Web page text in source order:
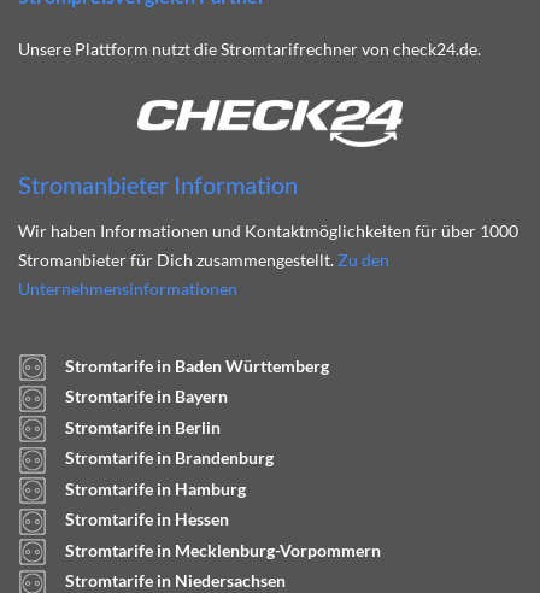
Unsere Plattform nutzt die Stromtarifrechner von check24.de.
Stromanbieter Information
Wir haben Informationen und Kontaktmöglichkeiten für über 1000
Stromanbieter für Dich zusammengestellt. Zu den
Unternehmensinformationen
Stromtarife in Baden Württemberg
Stromtarife in Bayern
Stromtarife in Berlin
Stromtarife in Brandenburg
Stromtarife in Hamburg
Stromtarife in Hessen
Stromtarife in Mecklenburg-Vorpommern
Stromtarife in Niedersachsen